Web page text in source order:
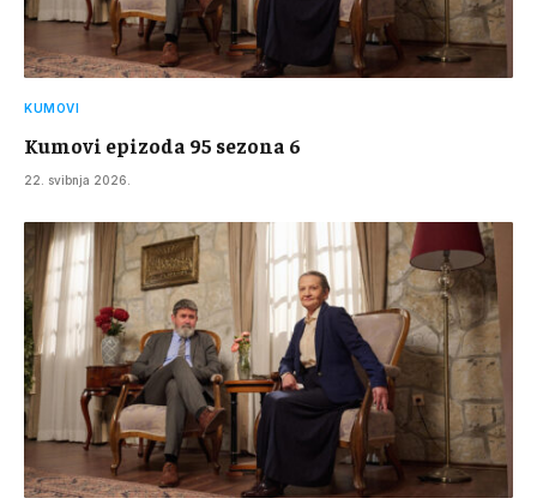
KUMOVI
Kumovi epizoda 95 sezona 6
22. svibnja 2026.